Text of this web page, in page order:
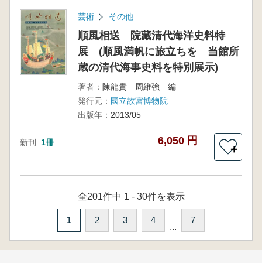
芸術 その他
順風相送 院藏清代海洋史料特
展 (順風満帆に旅立ちを 当館所
蔵の清代海事史料を特別展示)
著者： 陳龍貴 周維強 編
発行元： 國立故宮博物院
出版年： 2013/05
新刊 1冊 6,050 円
＋
全201件中 1 - 30件を表示
1 2 3 4
...
7